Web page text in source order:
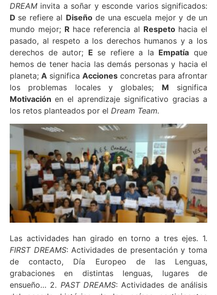
DREAM invita a soñar y esconde varios significados:
D se refiere al Diseñode una escuela mejor y de un
mundo mejor; R hace referencia al Respetohacia el
pasado, al respeto a los derechos humanos y a los
derechos de autor; E se refiere a la Empatía que
hemos de tener hacia las demás personas y hacia el
planeta; A significa Acciones concretas para afrontar
los problemas locales y globales; M significa
Motivación en el aprendizaje significativo gracias a
los retos planteados por el Dream Team.
Las actividades han girado en torno a tres ejes. 1.
FIRST DREAMS: Actividades de presentación y toma
de contacto, Día Europeo de las Lenguas,
grabaciones en distintas lenguas, lugares de
ensueño… 2. PAST DREAMS: Actividades de análisis